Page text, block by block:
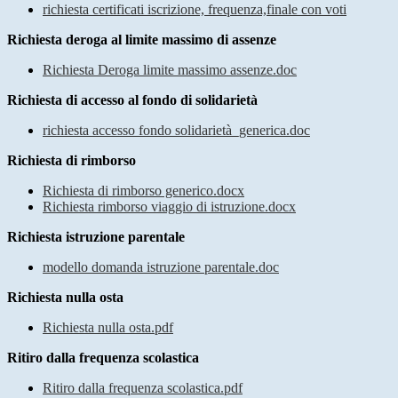
richiesta certificati iscrizione, frequenza,finale con voti
Richiesta deroga al limite massimo di assenze
Richiesta Deroga limite massimo assenze.doc
Richiesta di accesso al fondo di solidarietà
richiesta accesso fondo solidarietà_generica.doc
Richiesta di rimborso
Richiesta di rimborso generico.docx
Richiesta rimborso viaggio di istruzione.docx
Richiesta istruzione parentale
modello domanda istruzione parentale.doc
Richiesta nulla osta
Richiesta nulla osta.pdf
Ritiro dalla frequenza scolastica
Ritiro dalla frequenza scolastica.pdf